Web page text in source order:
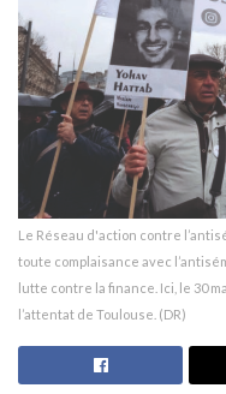
Le Réseau d'action contre
toute complaisance avec
lutte contre la finance. Ici, le 30
l’attentat de Toulouse. (DR)